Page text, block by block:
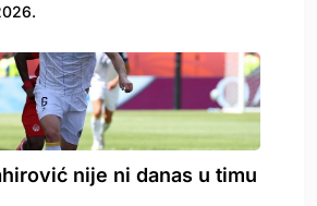
nije ni danas u timu